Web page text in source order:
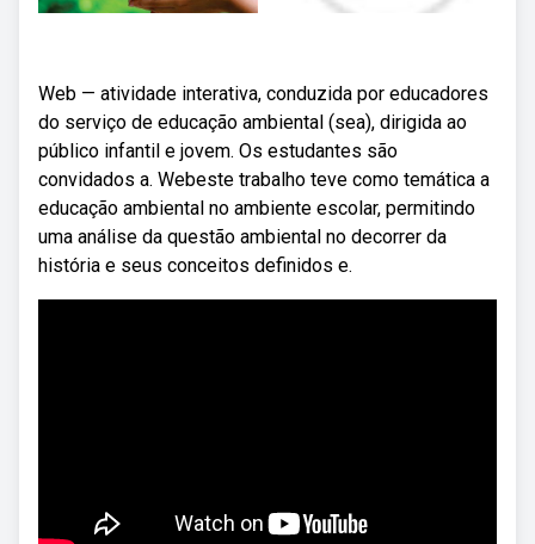
Web — atividade interativa, conduzida por educadores
do serviço de educação ambiental (sea), dirigida ao
público infantil e jovem. Os estudantes são
convidados a. Webeste trabalho teve como temática a
educação ambiental no ambiente escolar, permitindo
uma análise da questão ambiental no decorrer da
história e seus conceitos definidos e.